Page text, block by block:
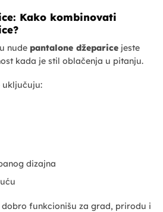
Kako kombinovati
nude pantalone džeparice jeste
kada je stil oblačenja u pitanju.
uključuju:
dizajna
funkcionišu za grad, prirodu i